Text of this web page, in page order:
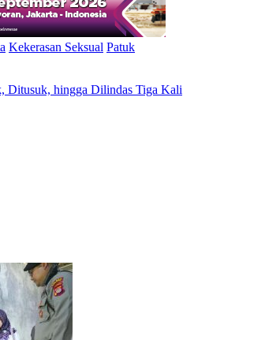
Kekerasan Seksual Patuk
Ditusuk, hingga Dilindas Tiga Kali